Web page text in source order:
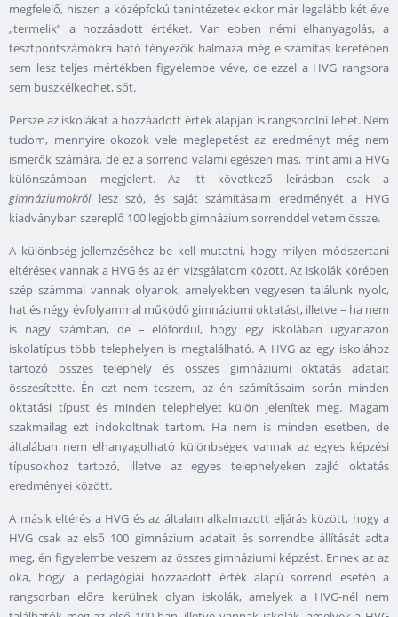
megfelelő, hiszen a középfokú tanintézetek ekkor már legalább két éve
„termelik” a hozzáadott értéket. Van ebben némi elhanyagolás, a
tesztpontszámokra ható tényezők halmaza még e számítás keretében
sem lesz teljes mértékben figyelembe véve, de ezzel a HVG rangsora
sem büszkélkedhet, sőt.
Persze az iskolákat a hozzáadott érték alapján is rangsorolni lehet. Nem
tudom, mennyire okozok vele meglepetést az eredményt még nem
ismerők számára, de ez a sorrend valami egészen más, mint ami a HVG
különszámban megjelent. Az itt következő leírásban csak a
gimnáziumokróllesz szó, és saját számításaim eredményét a HVG
kiadványban szereplő 100 legjobb gimnázium sorrenddel vetem össze.
A különbség jellemzéséhez be kell mutatni, hogy milyen módszertani
eltérések vannak a HVG és az én vizsgálatom között. Az iskolák körében
szép számmal vannak olyanok, amelyekben vegyesen találunk nyolc,
hat és négy évfolyammal működő gimnáziumi oktatást, illetve – ha nem
is nagy számban, de – előfordul, hogy egy iskolában ugyanazon
iskolatípus több telephelyen is megtalálható. A HVG az egy iskolához
tartozó összes telephely és összes gimnáziumi oktatás adatait
összesítette. Én ezt nem teszem, az én számításaim során minden
oktatási típust és minden telephelyet külön jelenítek meg. Magam
szakmailag ezt indokoltnak tartom. Ha nem is minden esetben, de
általában nem elhanyagolható különbségek vannak az egyes képzési
típusokhoz tartozó, illetve az egyes telephelyeken zajló oktatás
eredményei között.
A másik eltérés a HVG és az általam alkalmazott eljárás között, hogy a
HVG csak az első 100 gimnázium adatait és sorrendbe állítását adta
meg, én figyelembe veszem az összes gimnáziumi képzést. Ennek az az
oka, hogy a pedagógiai hozzáadott érték alapú sorrend esetén a
rangsorban előre kerülnek olyan iskolák, amelyek a HVG-nél nem